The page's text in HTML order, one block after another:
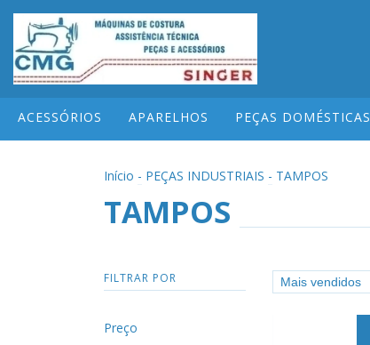
ACESSÓRIOS APARELHOS PEÇAS DOMÉSTICAS
Início - PEÇAS INDUSTRIAIS - TAMPOS
TAMPOS
FILTRAR POR
Preço